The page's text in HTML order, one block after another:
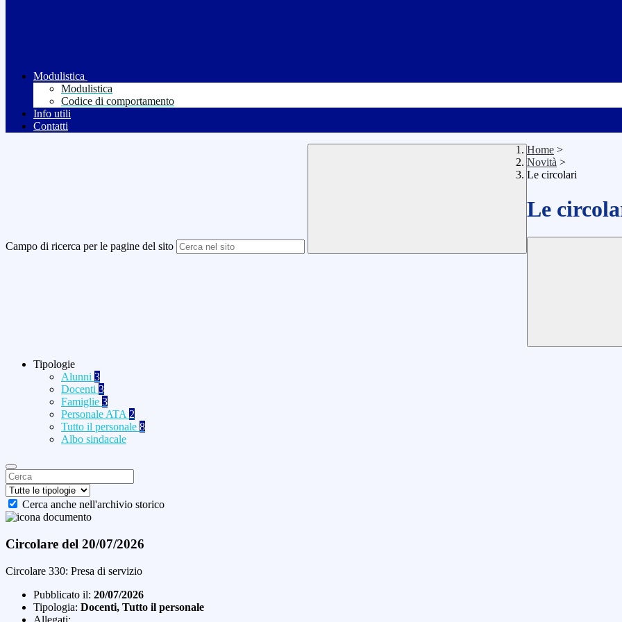
Modulistica
Modulistica
Codice di comportamento
Info utili
Contatti
Campo di ricerca per le pagine del sito
Home >
Novità >
Le circolari
Le
Tipologie
Alunni 3
Docenti 3
Famiglie 3
Personale ATA 2
Tutto il personale 8
Albo sindacale
Cerca anche nell'archivio storico
Circolare del 20/07/2026
Circolare 330: Presa di servizio
Pubblicato il: 20/07/2026
Tipologia: Docenti, Tutto il personale
Allegati: